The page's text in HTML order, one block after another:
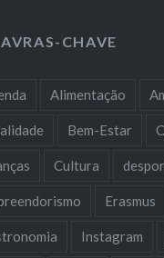
CHAVE
Alimentação
Bem-Estar
Cultura
Erasmus
Instagram